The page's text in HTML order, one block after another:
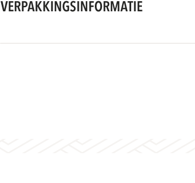
VERPAKKINGSINFORMATIE